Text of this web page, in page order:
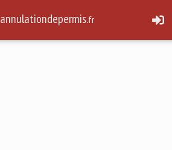
annulationdepermis.fr